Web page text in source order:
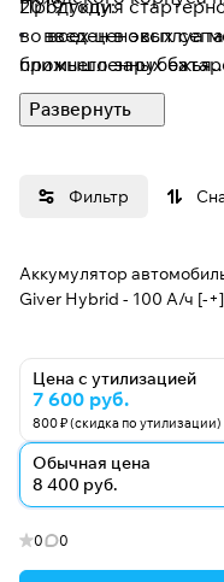
2019 году:
введен в эксплуатацию корпус сборочного цеха
промышленных
Продукция
во всех ценовых
ближнего зарубежья.
Стартерные
климатических
Фильтр
Аккумулятор
Giver Hybrid - 100 А/ч [-+]
Цена с утилизацией
7 600 руб.
800 ₽ (скидка по утилизации)
Обычная цена
8 400 руб.
0 0